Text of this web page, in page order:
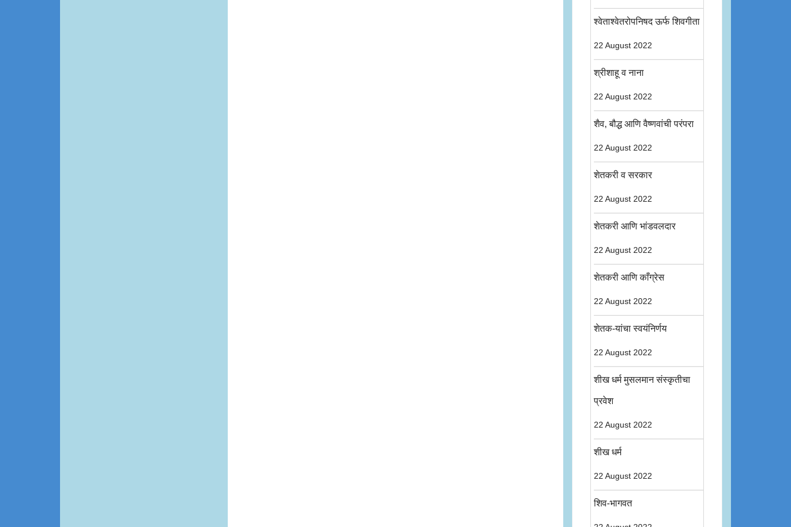
श्वेताश्वेतरोपनिषद ऊर्फ शिवगीता
22 August 2022
श्रीशाहू व नाना
22 August 2022
शैव, बौद्ध आणि वैष्णवांची परंपरा
22 August 2022
शेतकरी व सरकार
22 August 2022
शेतकरी आणि भांडवलदार
22 August 2022
शेतकरी आणि काँग्रेस
22 August 2022
शेतक-यांचा स्वयंनिर्णय
22 August 2022
शीख धर्म मुसलमान संस्कृतीचा
प्रवेश
22 August 2022
शीख धर्म
22 August 2022
शिव-भागवत